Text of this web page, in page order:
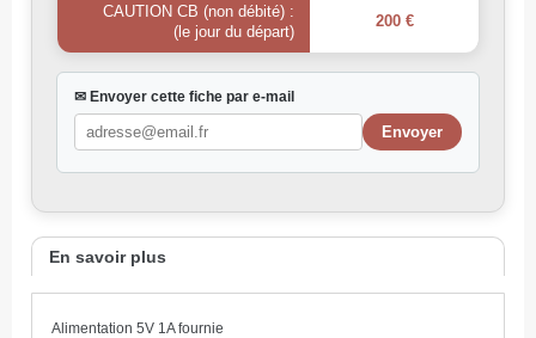
CAUTION CB (non débité) :
(le jour du départ)
200 €
✉ Envoyer cette fiche par e-mail
En savoir plus
Alimentation 5V 1A fournie